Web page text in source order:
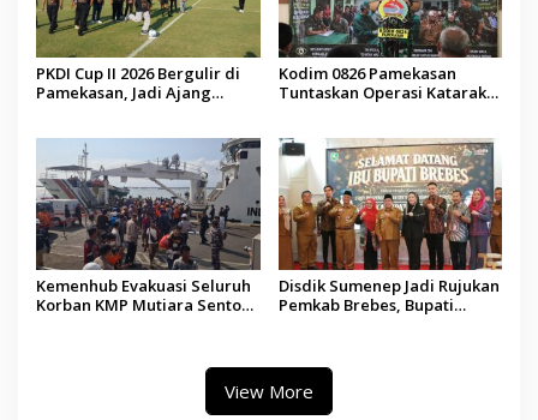
PKDI Cup II 2026 Bergulir di
Pamekasan, Jadi Ajang
Kodim 0826 Pamekasan
Tuntaskan Operasi Katarak
Kemenhub Evakuasi Seluruh
Korban KMP Mutiara Sentosa
Disdik Sumenep Jadi Rujukan
Pemkab Brebes, Bupati
View More